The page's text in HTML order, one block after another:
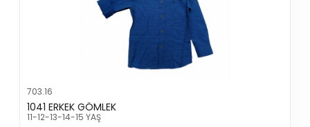
703.16
1041 ERKEK GÖMLEK
11-12-13-14-15 YAŞ